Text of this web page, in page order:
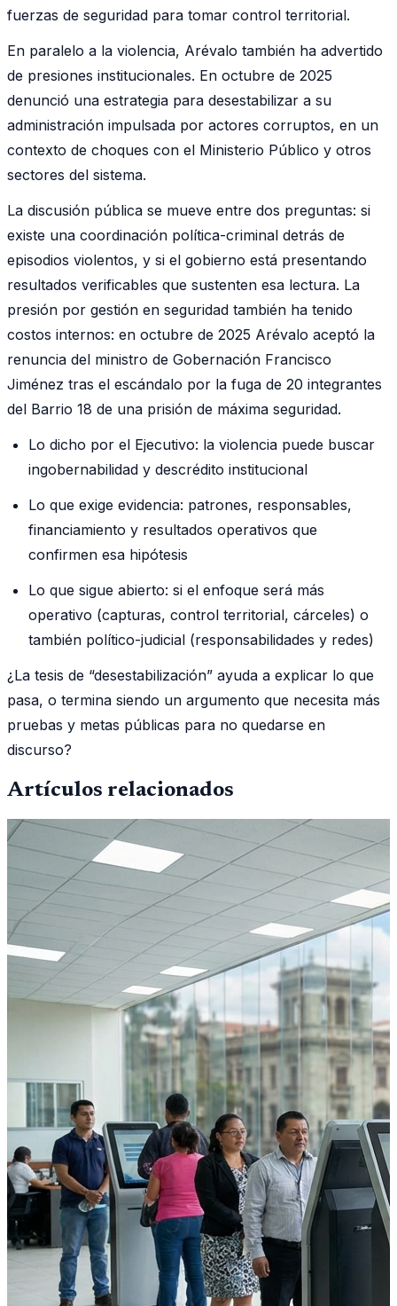
fuerzas de seguridad para tomar control territorial.
En paralelo a la violencia, Arévalo también ha advertido
de presiones institucionales. En octubre de 2025
denunció una estrategia para desestabilizar a su
administración impulsada por actores corruptos, en un
contexto de choques con el Ministerio Público y otros
sectores del sistema.
La discusión pública se mueve entre dos preguntas: si
existe una coordinación política-criminal detrás de
episodios violentos, y si el gobierno está presentando
resultados verificables que sustenten esa lectura. La
presión por gestión en seguridad también ha tenido
costos internos: en octubre de 2025 Arévalo aceptó la
renuncia del ministro de Gobernación Francisco
Jiménez tras el escándalo por la fuga de 20 integrantes
del Barrio 18 de una prisión de máxima seguridad.
Lo dicho por el Ejecutivo: la violencia puede buscar
ingobernabilidad y descrédito institucional
Lo que exige evidencia: patrones, responsables,
financiamiento y resultados operativos que
confirmen esa hipótesis
Lo que sigue abierto: si el enfoque será más
operativo (capturas, control territorial, cárceles) o
también político-judicial (responsabilidades y redes)
¿La tesis de “desestabilización” ayuda a explicar lo que
pasa, o termina siendo un argumento que necesita más
pruebas y metas públicas para no quedarse en
discurso?
Artículos relacionados